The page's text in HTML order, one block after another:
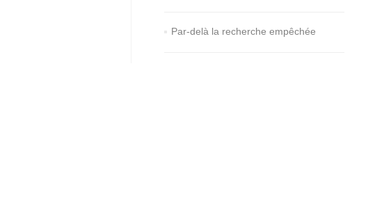
Par-delà la recherche empêchée